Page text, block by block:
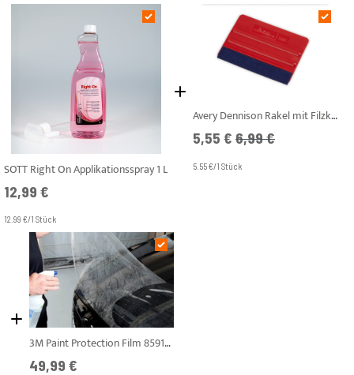
SOTT Right On Applikationsspray 1 L
12,99 €
12.99 €/1 Stück
Avery Dennison Rakel mit Filzkante Rot Pro Flexible (Weich)
Angebotspreis
5,55 € UVP
6,99 €
5.55 €/1 Stück
3M Paint Protection Film 8591E PU Transparent 0,61m Lackschutzfolie Steinschlagschutzfolie
49,99 €